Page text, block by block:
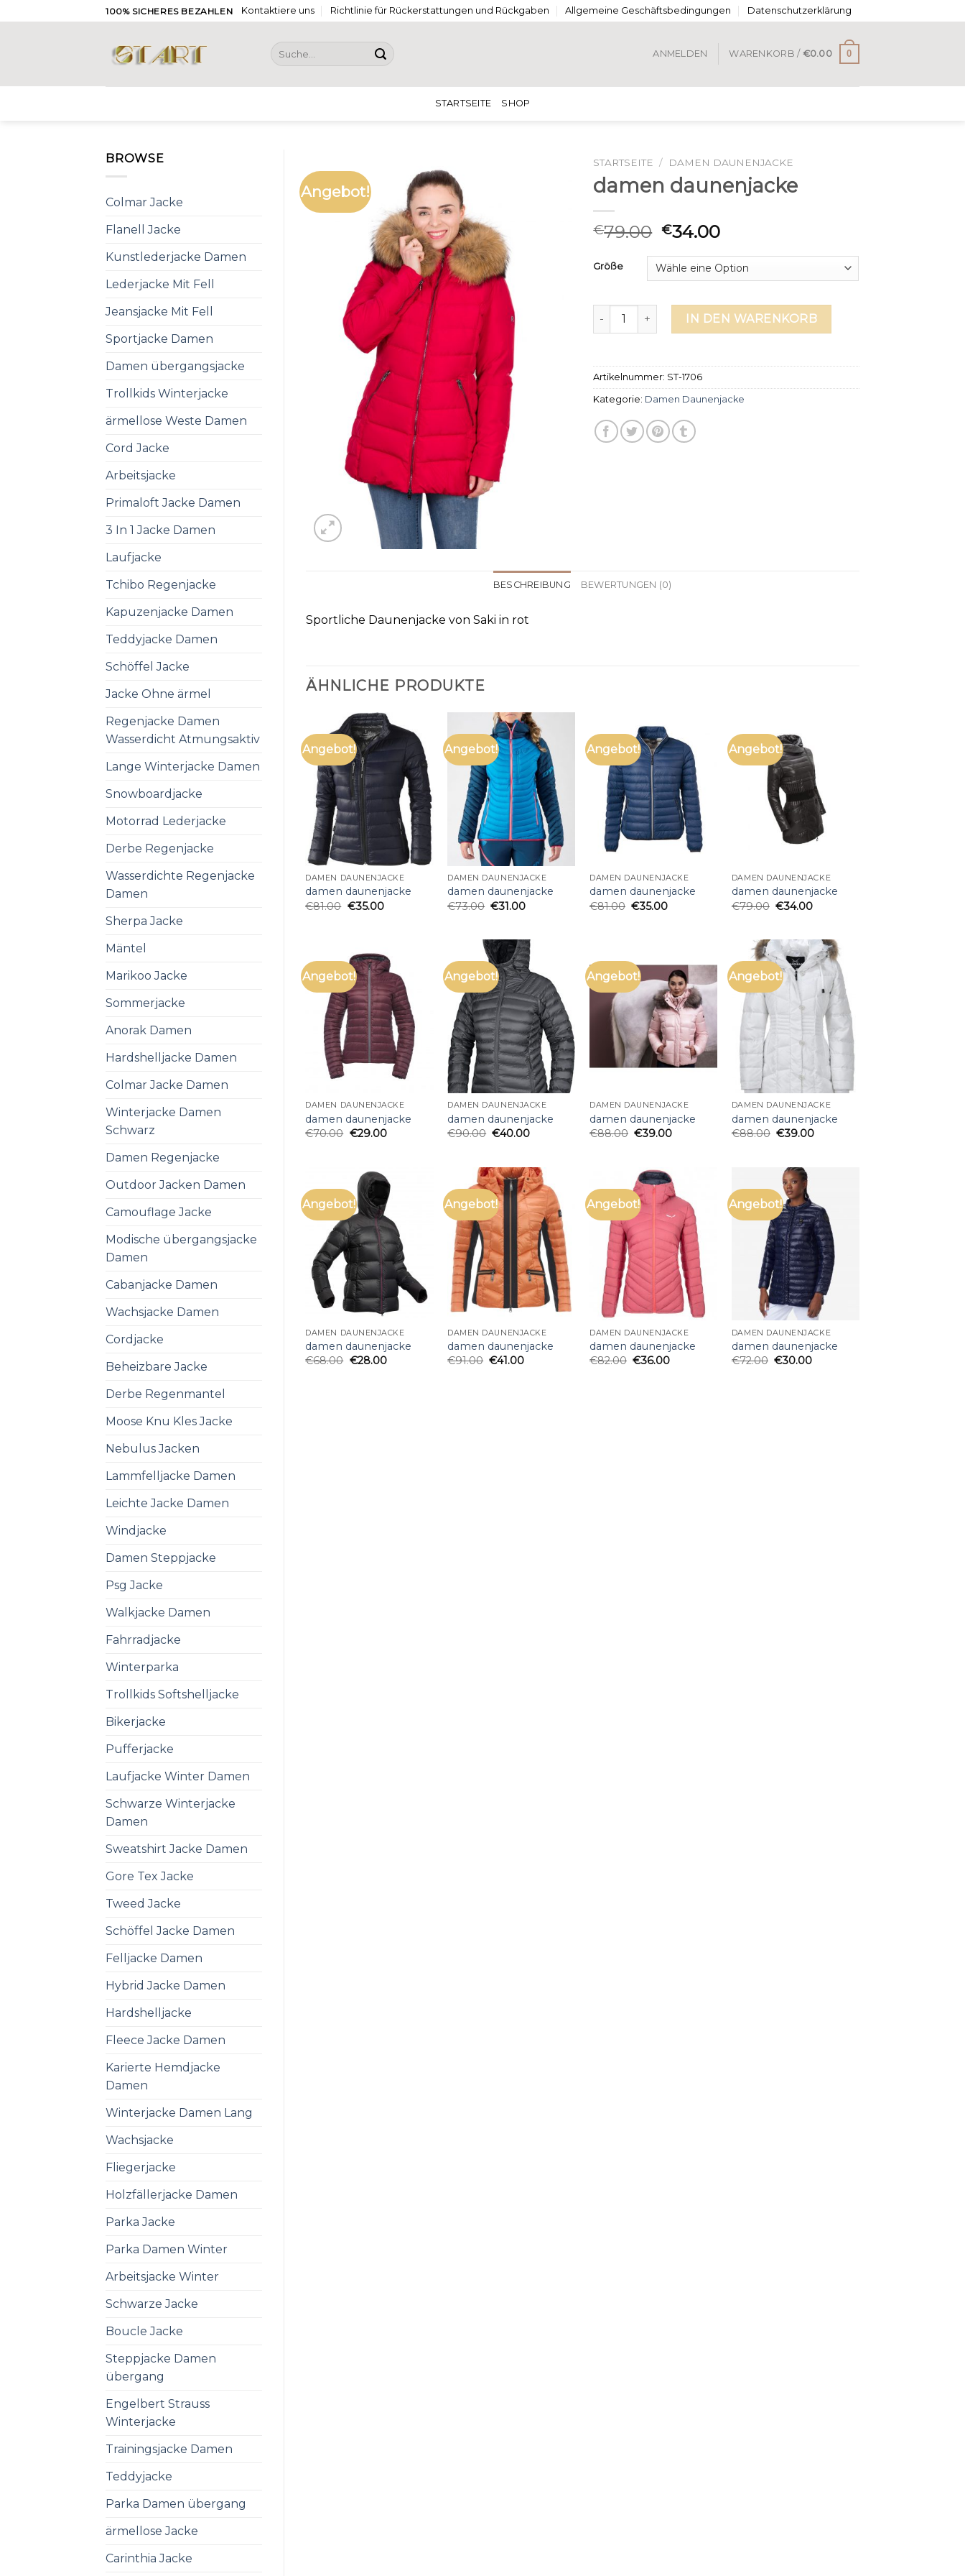
to
100% SICHERES BEZAHLEN Kontaktiere uns Richtlinie für Rückerstattungen und Rückgaben Allgemeine Geschäftsbedingungen Datenschutzerklärung
Suche
nach:
ANMELDEN WARENKORB / €0.00 0
STARTSEITE SHOP
BROWSE
Colmar Jacke
Flanell Jacke
Kunstlederjacke Damen
Lederjacke Mit Fell
Jeansjacke Mit Fell
Sportjacke Damen
Damen übergangsjacke
Trollkids Winterjacke
ärmellose Weste Damen
Cord Jacke
Arbeitsjacke
Primaloft Jacke Damen
3 In 1 Jacke Damen
Laufjacke
Tchibo Regenjacke
Kapuzenjacke Damen
Teddyjacke Damen
Schöffel Jacke
Jacke Ohne ärmel
Regenjacke Damen
Wasserdicht Atmungsaktiv
Lange Winterjacke Damen
Snowboardjacke
Motorrad Lederjacke
Derbe Regenjacke
Wasserdichte Regenjacke
Damen
Sherpa Jacke
Mäntel
Marikoo Jacke
Sommerjacke
Anorak Damen
Hardshelljacke Damen
Colmar Jacke Damen
Winterjacke Damen
Schwarz
Damen Regenjacke
Outdoor Jacken Damen
Camouflage Jacke
Modische übergangsjacke
Damen
Cabanjacke Damen
Wachsjacke Damen
Cordjacke
Beheizbare Jacke
Derbe Regenmantel
Moose Knu Kles Jacke
Nebulus Jacken
Lammfelljacke Damen
Leichte Jacke Damen
Windjacke
Damen Steppjacke
Psg Jacke
Walkjacke Damen
Fahrradjacke
Winterparka
Trollkids Softshelljacke
Bikerjacke
Pufferjacke
Laufjacke Winter Damen
Schwarze Winterjacke
Damen
Sweatshirt Jacke Damen
Gore Tex Jacke
Tweed Jacke
Schöffel Jacke Damen
Felljacke Damen
Hybrid Jacke Damen
Hardshelljacke
Fleece Jacke Damen
Karierte Hemdjacke
Damen
Winterjacke Damen Lang
Wachsjacke
Fliegerjacke
Holzfällerjacke Damen
Parka Jacke
Parka Damen Winter
Arbeitsjacke Winter
Schwarze Jacke
Boucle Jacke
Steppjacke Damen
übergang
Engelbert Strauss
Winterjacke
Trainingsjacke Damen
Teddyjacke
Parka Damen übergang
ärmellose Jacke
Carinthia Jacke
Angebot!
STARTSEITE / DAMEN DAUNENJACKE
damen daunenjacke
€79.00 €34.00
Größe
damen daunenjacke MengeIN DEN WARENKORB
Artikelnummer: ST-1706
Kategorie: Damen Daunenjacke
BESCHREIBUNG BEWERTUNGEN (0)
Sportliche Daunenjacke von Saki in rot
ÄHNLICHE PRODUKTE
Angebot!
DAMEN DAUNENJACKE
damen daunenjacke
€81.00 €35.00
Angebot!
DAMEN DAUNENJACKE
damen daunenjacke
€73.00 €31.00
Angebot!
DAMEN DAUNENJACKE
damen daunenjacke
€81.00 €35.00
Angebot!
DAMEN DAUNENJACKE
damen daunenjacke
€79.00 €34.00
Angebot!
DAMEN DAUNENJACKE
damen daunenjacke
€70.00 €29.00
Angebot!
DAMEN DAUNENJACKE
damen daunenjacke
€90.00 €40.00
Angebot!
DAMEN DAUNENJACKE
damen daunenjacke
€88.00 €39.00
Angebot!
DAMEN DAUNENJACKE
damen daunenjacke
€88.00 €39.00
Angebot!
DAMEN DAUNENJACKE
damen daunenjacke
€68.00 €28.00
Angebot!
DAMEN DAUNENJACKE
damen daunenjacke
€91.00 €41.00
Angebot!
DAMEN DAUNENJACKE
damen daunenjacke
€82.00 €36.00
Angebot!
DAMEN DAUNENJACKE
damen daunenjacke
€72.00 €30.00